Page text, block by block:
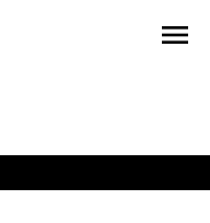
menu